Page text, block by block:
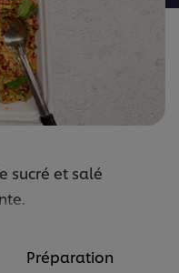
sucré et salé
Préparation